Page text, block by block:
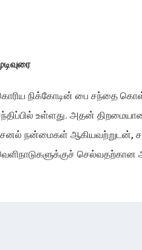
நிக்கோடின் பை சந்தை
உள்ளது. அதன்
நன்மைகள் ஆகியவற்றுடன்,
செல்வதற்கான